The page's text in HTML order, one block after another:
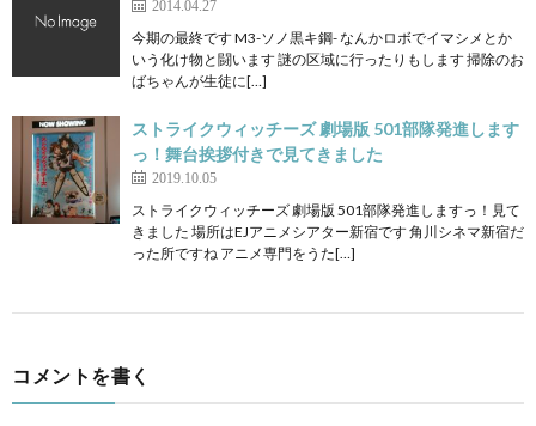
2014.04.27
今期の最終です M3-ソノ黒キ鋼- なんかロボでイマシメとか
いう化け物と闘います 謎の区域に行ったりもします 掃除のお
ばちゃんが生徒に[…]
ストライクウィッチーズ 劇場版 501部隊発進します
っ！舞台挨拶付きで見てきました
2019.10.05
ストライクウィッチーズ 劇場版 501部隊発進しますっ！見て
きました 場所はEJアニメシアター新宿です 角川シネマ新宿だ
った所ですね アニメ専門をうた[…]
コメントを書く